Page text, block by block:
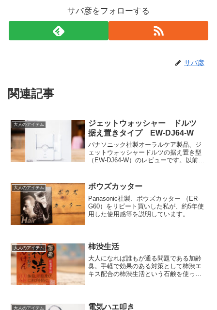
サバ彦をフォローする
サバ彦
関連記事
大人のアイテム
ジェットウォッシャー ドルツ
据え置きタイプ EW-DJ64-W
パナソニック社製オーラルケア製品、ジ
ェットウォッシャードルツの据え置き型
（EW-DJ64-W）のレビューです。以前に
を沢山使って解説しています。
大人のアイテム ボウズカッター
Panasonic社製、ボウズカッター （ER-
G60）をリピート買いした私が、約5年使
用した使用感等を説明しています。
大人のアイテム 柿渋生活
大人になれば誰もが通る問題である加齢
臭。手軽で効果のある対策として柿渋エ
キス配合の柿渋生活という石鹸を使って
大人のアイテム 電気ハエ叩き